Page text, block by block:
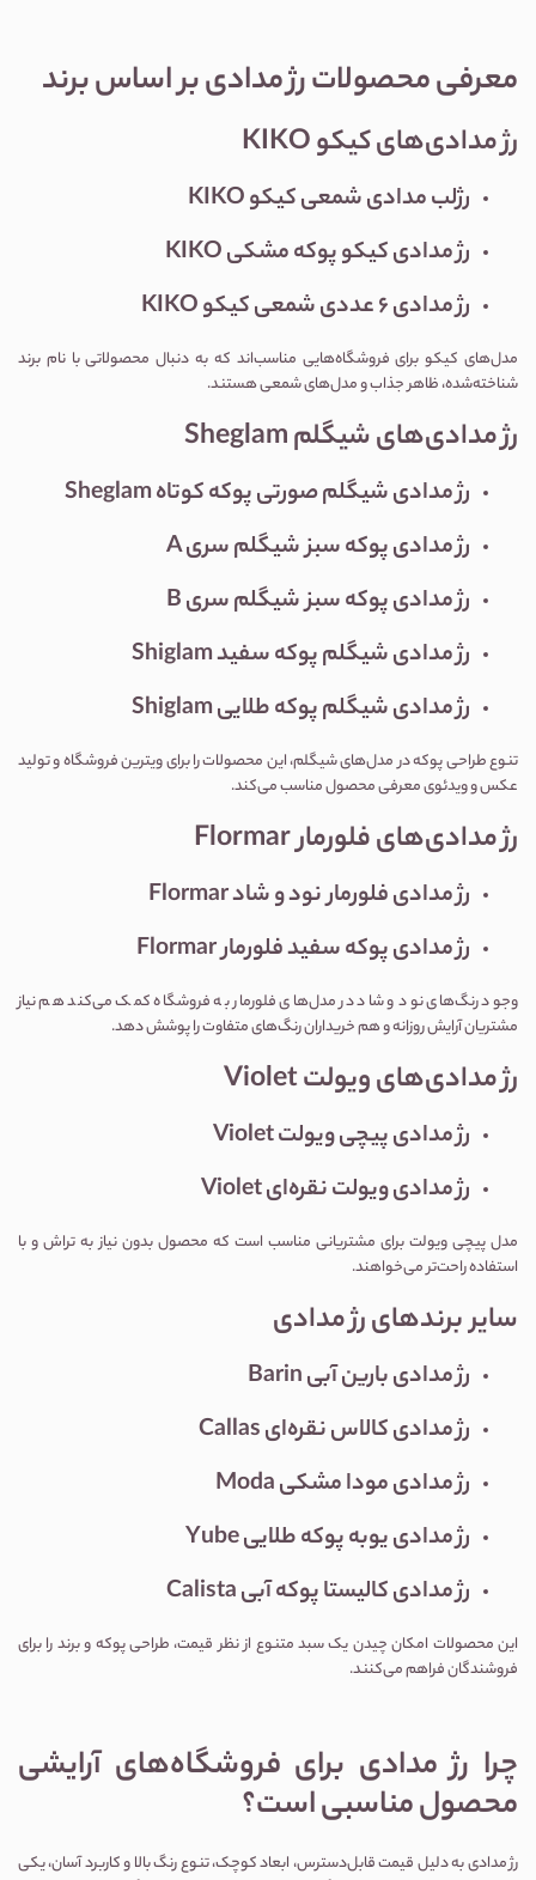
معرفی محصولات رژ مدادی بر اساس برند
رژ مدادی‌های کیکو KIKO
رژلب مدادی شمعی کیکو KIKO
رژ مدادی کیکو پوکه مشکی KIKO
رژ مدادی ۶ عددی شمعی کیکو KIKO
مدل‌های کیکو برای فروشگاه‌هایی مناسب‌اند که به دنبال محصولاتی با نام برند
شناخته‌شده، ظاهر جذاب و مدل‌های شمعی هستند.
رژ مدادی‌های شیگلم Sheglam
رژ مدادی شیگلم صورتی پوکه کوتاه Sheglam
رژ مدادی پوکه سبز شیگلم سری A
رژ مدادی پوکه سبز شیگلم سری B
رژ مدادی شیگلم پوکه سفید Shiglam
رژ مدادی شیگلم پوکه طلایی Shiglam
تنوع طراحی پوکه در مدل‌های شیگلم، این محصولات را برای ویترین فروشگاه و تولید
عکس و ویدئوی معرفی محصول مناسب می‌کند.
رژ مدادی‌های فلورمار Flormar
رژ مدادی فلورمار نود و شاد Flormar
رژ مدادی پوکه سفید فلورمار Flormar
وجود رنگ‌های نود و شاد در مدل‌های فلورمار به فروشگاه کمک می‌کند هم نیاز
مشتریان آرایش روزانه و هم خریداران رنگ‌های متفاوت را پوشش دهد.
رژ مدادی‌های ویولت Violet
رژ مدادی پیچی ویولت Violet
رژ مدادی ویولت نقره‌ای Violet
مدل پیچی ویولت برای مشتریانی مناسب است که محصول بدون نیاز به تراش و با
استفاده راحت‌تر می‌خواهند.
سایر برندهای رژ مدادی
رژ مدادی بارین آبی Barin
رژ مدادی کالاس نقره‌ای Callas
رژ مدادی مودا مشکی Moda
رژ مدادی یوبه پوکه طلایی Yube
رژ مدادی کالیستا پوکه آبی Calista
این محصولات امکان چیدن یک سبد متنوع از نظر قیمت، طراحی پوکه و برند را برای
فروشندگان فراهم می‌کنند.
چرا رژ مدادی برای فروشگاه‌های آرایشی
محصول مناسبی است؟
رژ مدادی به دلیل قیمت قابل‌دسترس، ابعاد کوچک، تنوع رنگ بالا و کاربرد آسان، یکی